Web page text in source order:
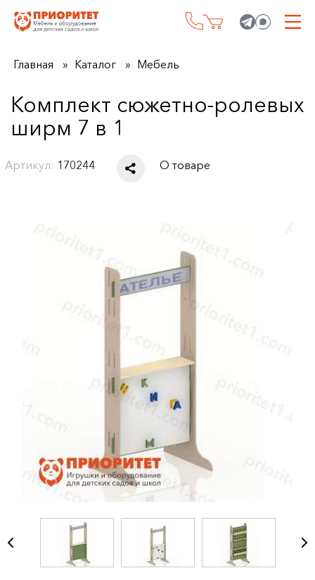
Главная Каталог Мебель
Комплект сюжетно-ролевых
ширм 7 в 1
Артикул: 170244 О товаре